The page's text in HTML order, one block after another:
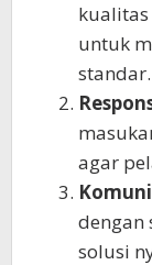
untuk
standar.
agar
dengan
solusi